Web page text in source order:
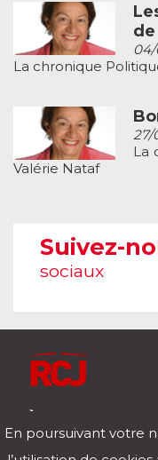
04/
La chronique
27/
La
Valérie Nataf
Suivez-
sociaux
Télécharger notre
En poursuivant votre